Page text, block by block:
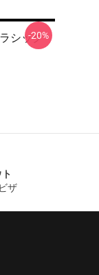
シック
-20%
ザ